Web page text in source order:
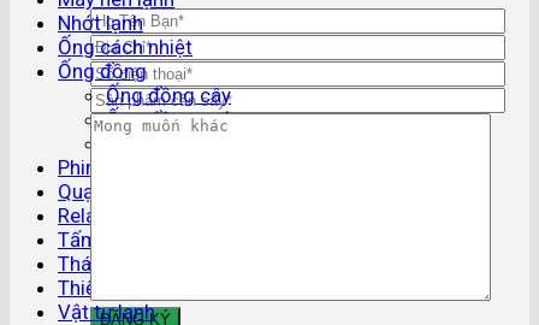
Nhớt lạnh
Ống cách nhiệt
Ống đồng
Ống đồng cây
Ống đồng cuộn
Phụ kiện ống đồng
Phin lọc gas
Quạt dàn lạnh
Relay áp suất
Tấm cách nhiệt
Tháp giải nhiệt
Thiết bị điều khiển
Vật tư lạnh